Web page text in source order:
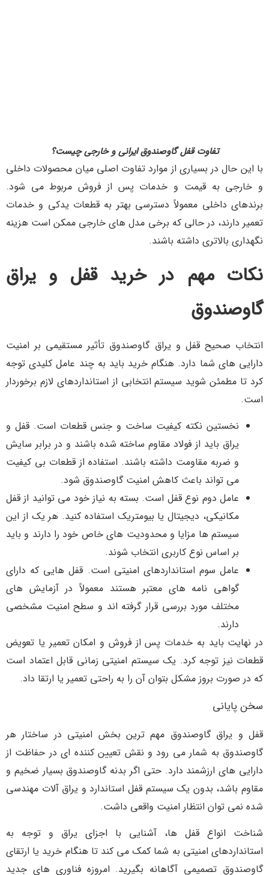
تفاوت قفل گاوصندوق ایرانی و خارجی چیست؟
با این حال در بسیاری از موارد تفاوت اصلی میان محصولات داخلی
و خارجی به قیمت و خدمات پس از فروش مربوط می شود.
برندهای داخلی معمولاً دسترسی بهتر به قطعات یدکی و خدمات
تعمیر دارند، در حالی که برخی مدل های خارجی ممکن است هزینه
نگهداری بالاتری داشته باشند.
نکات مهم در خرید قفل و یراق
گاوصندوق
انتخاب صحیح قفل و یراق گاوصندوق تأثیر مستقیمی بر امنیت
دارایی های شما دارد. هنگام خرید باید به چند عامل کلیدی توجه
کرد تا مطمئن شوید سیستم انتخابی از استانداردهای لازم برخوردار
است.
نخستین نکته کیفیت ساخت و جنس قطعات است. قفل و
یراق باید از فولاد مقاوم ساخته شده باشند و در برابر سایش
و ضربه مقاومت داشته باشند. استفاده از قطعات بی کیفیت
می تواند باعث کاهش امنیت گاوصندوق شود.
عامل دوم نوع قفل است. بسته به نیاز خود می توانید از قفل
مکانیکی، دیجیتال یا بیومتریک استفاده کنید. هر یک از این
سیستم ها مزایا و محدودیت های خاص خود را دارند و باید
بر اساس نوع کاربری انتخاب شوند.
عامل سوم استانداردهای امنیتی است. قفل هایی که دارای
گواهی نامه های معتبر هستند معمولاً در آزمایش های
مختلف مورد بررسی قرار گرفته اند و سطح امنیت مشخصی
دارند.
در نهایت باید به خدمات پس از فروش و امکان تعمیر یا تعویض
قطعات نیز توجه کرد. یک سیستم امنیتی زمانی قابل اعتماد است
که در صورت بروز مشکل بتوان آن را به راحتی تعمیر یا ارتقا داد.
سخن پایانی
قفل و یراق گاوصندوق مهم ترین بخش امنیتی در ساختار هر
گاوصندوق به شمار می رود و نقش تعیین کننده ای در حفاظت از
دارایی های ارزشمند دارد. حتی اگر بدنه گاوصندوق بسیار ضخیم و
مقاوم باشد، بدون یک سیستم قفل استاندارد و یراق آلات مهندسی
شده نمی توان انتظار امنیت واقعی داشت.
شناخت انواع قفل ها، آشنایی با اجزای یراق و توجه به
استانداردهای امنیتی به شما کمک می کند تا هنگام خرید یا ارتقای
گاوصندوق تصمیمی آگاهانه بگیرید. امروزه فناوری های جدید